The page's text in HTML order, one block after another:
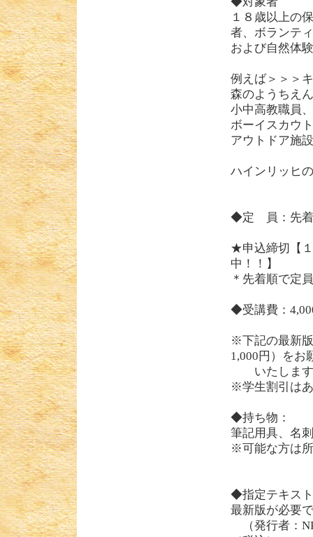
１８歳以上の
者、ボランテ
および自然体
例えば＞＞＞
森のようちえ
小中高教職員
ボーイスカウ
アウトドア施
ハインリッヒ
◆定 員：先着
★申込締切【
中！！】
＊先着順で定
◆受講費：
※下記の最新
1,000円）をお
いたします
※学生割引は
◆持ち物：
筆記用具、名
※可能な方は
◆指定テキス
最新版が必要
（発行者：